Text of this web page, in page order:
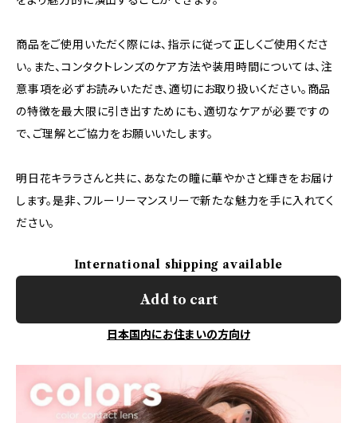
商品をご使用いただく際には、指示に従って正しくご使用くださ
い。また、コンタクトレンズのケア方法や装用時間については、注
意事項を必ずお読みいただき、適切にお取り扱いください。商品
の特徴を最大限に引き出すためにも、適切なケアが必要ですの
で、ご理解とご協力をお願いいたします。
明日花キララさんと共に、あなたの瞳に華やかさと輝きをお届け
します。是非、フルーリーマンスリーで新たな魅力を手に入れてく
ださい。
International shipping available
Add to cart
日本国内にお住まいの方向け